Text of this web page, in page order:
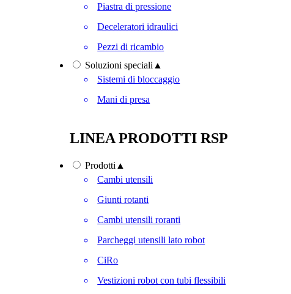
Piastra di pressione
Deceleratori idraulici
Pezzi di ricambio
Soluzioni speciali ▲
Sistemi di bloccaggio
Mani di presa
LINEA PRODOTTI RSP
Prodotti ▲
Cambi utensili
Giunti rotanti
Cambi utensili roranti
Parcheggi utensili lato robot
CiRo
Vestizioni robot con tubi flessibili